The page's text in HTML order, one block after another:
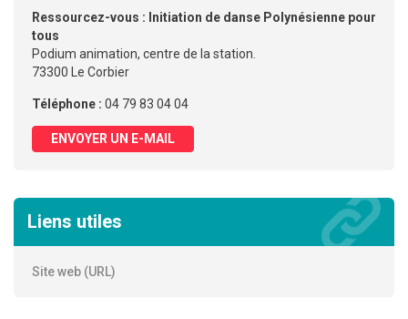
Ressourcez-vous : Initiation de danse Polynésienne pour
tous
Podium animation, centre de la station.
73300 Le Corbier
Téléphone : 04 79 83 04 04
ENVOYER UN E-MAIL
Liens utiles
Site web (URL)